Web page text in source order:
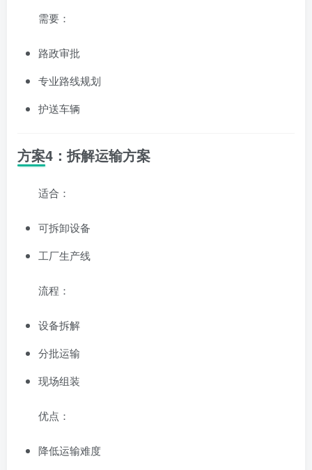
需要：
路政审批
专业路线规划
护送车辆
方案4：拆解运输方案
适合：
可拆卸设备
工厂生产线
流程：
设备拆解
分批运输
现场组装
优点：
降低运输难度